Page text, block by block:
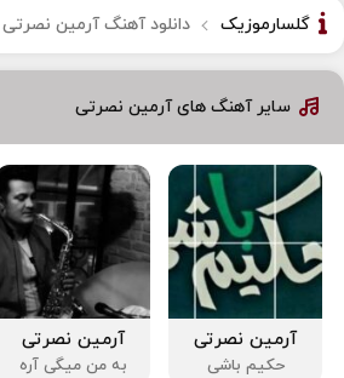
گلسارموزیک دانلود آهنگ آرمین
سایر آهنگ های آرمین نصرتی
آرمین نصرتی
حکیم باشی
آرمین نصرتی
به من میگی آره